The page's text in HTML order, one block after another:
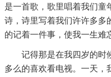
是一首歌，歌里唱着我们童
诗，诗里写着我们许许多多
的记着一件事，使我一生难
记得那是在我四岁的时
多么的喜欢看电视。一天，